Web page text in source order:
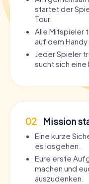
startet der
Tour.
Alle Mitspieler
auf dem
Jeder Spieler
sucht sich eine
02 Mission
Eine kurze
es losgehen.
Eure erste
machen und
auszudenken.